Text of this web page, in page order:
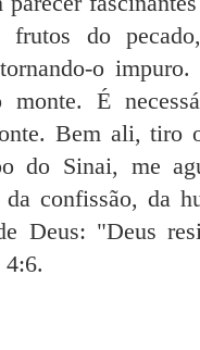
frutos do
o
monte. É
Bem ali, tiro
do Sinai, me
confissão, da
Deus: "Deus
4:6.